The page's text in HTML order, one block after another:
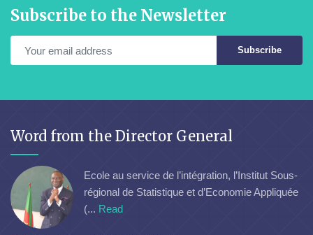
Subscribe to the Newsletter
Subscribe
Word from the Director General
Ecole au service de l’intégration, l’Institut Sous-
régional de Statistique et d’Economie Appliquée
(... Read